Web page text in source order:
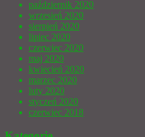
październik 2020
wrzesień 2020
sierpień 2020
lipiec 2020
czerwiec 2020
maj 2020
kwiecień 2020
marzec 2020
luty 2020
styczeń 2020
czerwiec 2018